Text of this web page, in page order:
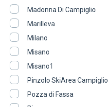
Madonna Di Campiglio
Marilleva
Milano
Misano
Misano1
Pinzolo SkiArea Campiglio
Pozza di Fassa